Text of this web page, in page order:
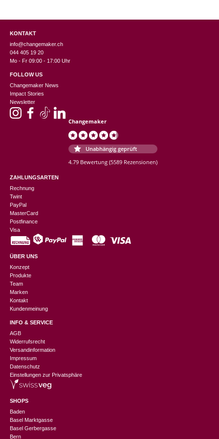
KONTAKT
info@changemaker.ch
044 405 19 20
Mo - Fr 09:00 - 17:00 Uhr
FOLLOW US
Changemaker News
Impact Stories
Newsletter
Changemaker
Unabhängig geprüft
4.79 Bewertung (5589 Rezensionen)
ZAHLUNGSARTEN
Rechnung
Twint
PayPal
MasterCard
Postfinance
Visa
ÜBER UNS
Konzept
Produkte
Team
Marken
Kontakt
Kundenmeinung
INFO & SERVICE
AGB
Widerrufsrecht
Versandinformation
Impressum
Datenschutz
Einstellungen zur Privatsphäre
SHOPS
Baden
Basel Marktgasse
Basel Gerbergasse
Bern